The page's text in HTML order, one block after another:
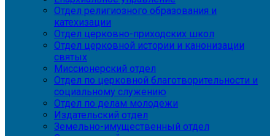
Отдел религиозного образования и
катехизации
Отдел церковно-приходских школ
Отдел церковной истории и канонизации
святых
Миссионерский отдел
Отдел по церковной благотворительности и
социальному служению
Отдел по делам молодежи
Издательский отдел
Земельно-имущественный отдел